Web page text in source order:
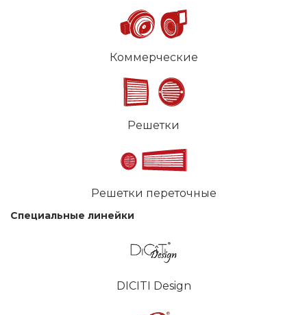
Коммерческие
Решетки
Решетки переточные
Специальные линейки
DICITI Design